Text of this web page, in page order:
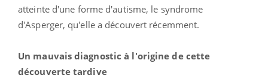
atteinte d'une forme d'autisme, le syndrome
d'Asperger, qu'elle a découvert récemment.
Un mauvais diagnostic à l'origine de cette
découverte tardive